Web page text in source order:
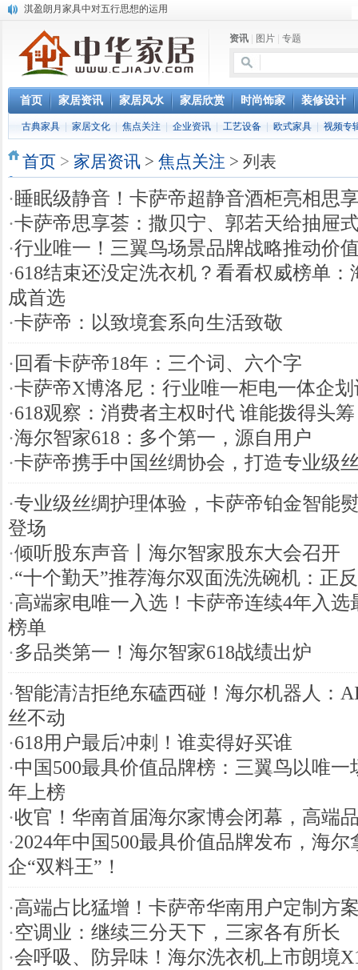
淇盈朗月家具中对五行思想的运用
还是“海尔冰箱造”!IEC国际保鲜标准再版
怎样用家具布置出好的办公室风水
您办公家具的贴心管家——北京办公家具网办公家具维修服务部成立
资讯 图片 专题
首页 家居资讯 家居风水 家居欣赏 时尚饰家 装修设计
古典家具 家居文化 焦点关注 企业资讯 工艺设备 欧式家具 视频专
首页 > 家居资讯 > 焦点关注 > 列表
·睡眠级静音！卡萨帝超静音酒柜亮相思
·卡萨帝思享荟：撒贝宁、郭若天给抽屉
·行业唯一！三翼鸟场景品牌战略推动价
·618结束还没定洗衣机？看看权威榜单：
成首选
·卡萨帝：以致境套系向生活致敬
· 回看卡萨帝18年：三个词、六个字
·卡萨帝X博洛尼：行业唯一柜电一体企
·618观察：消费者主权时代 谁能拨得头
·海尔智家618：多个第一，源自用户
·卡萨帝携手中国丝绸协会，打造专业级
·专业级丝绸护理体验，卡萨帝铂金智能
登场
·倾听股东声音丨海尔智家股东大会召开
·“十个勤天”推荐海尔双面洗洗碗机：正
·高端家电唯一入选！卡萨帝连续4年入选
榜单
·多品类第一！海尔智家618战绩出炉
·智能清洁拒绝东磕西碰！海尔机器人：
丝不动
·618用户最后冲刺！谁卖得好买谁
·中国500最具价值品牌榜：三翼鸟以唯一
年上榜
·收官！华南首届海尔家博会闭幕，高端
·2024年中国500最具价值品牌发布，海
企“双料王”！
·高端占比猛增！卡萨帝华南用户定制方
·空调业：继续三分天下，三家各有所长
·会呼吸、防异味！海尔洗衣机上市朗境